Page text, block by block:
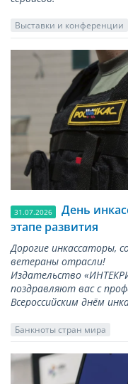
Выставки и конференции
31.07.2026
День
этапе развития
Дорогие инкассаторы,
ветераны отрасли!
Издательство
поздравляют вас с
Всероссийским днём
Банкноты стран мира